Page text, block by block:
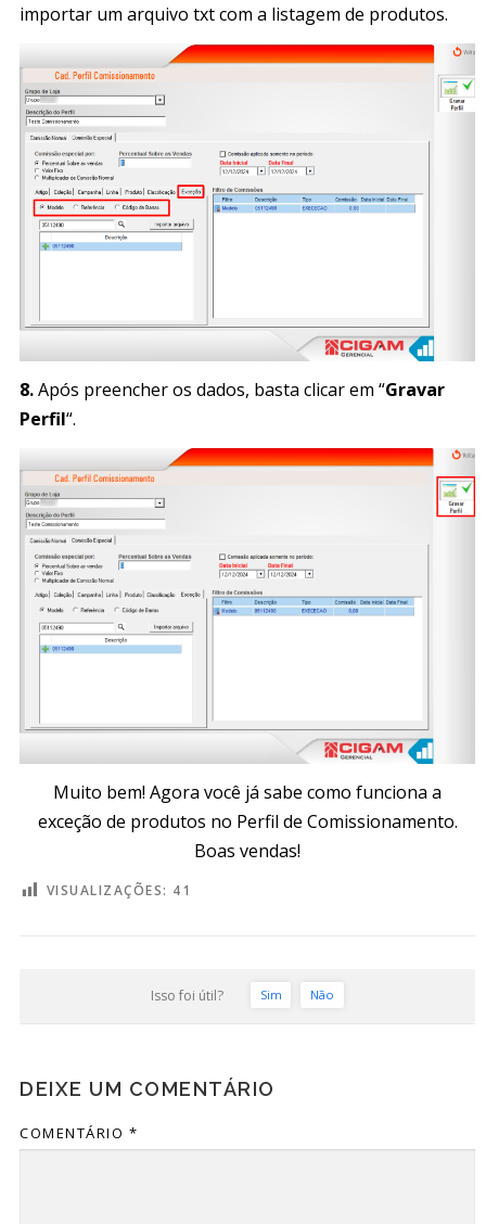
importar um arquivo txt com a listagem de produtos.
8.Após preencher os dados, basta clicar em “Gravar
Perfil“.
Muito bem! Agora você já sabe como funciona a
exceção de produtos no Perfil de Comissionamento.
Boas vendas!
VISUALIZAÇÕES: 41
Isso foi útil? Sim Não
DEIXE UM COMENTÁRIO
COMENTÁRIO *